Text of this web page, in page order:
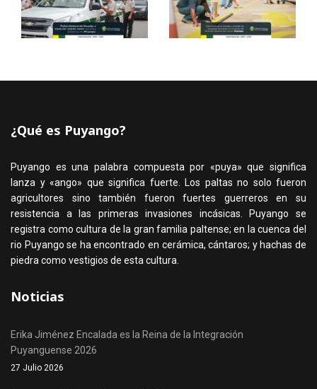
¿Qué es Puyango?
Puyango es una palabra compuesta por «puya» que significa
lanza y «ango» que significa fuerte. Los paltas no solo fueron
agricultores sino también fueron fuertes guerreros en su
resistencia a las primeras invasiones incásicas. Puyango se
registra como cultura de la gran familia paltense; en la cuenca del
rio Puyango se ha encontrado en cerámica, cántaros; y hachas de
piedra como vestigios de esta cultura.
Noticias
Erika Jiménez Encalada es la Reina de la Integración
Puyanguense 2026
27 Julio 2026